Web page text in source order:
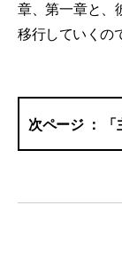
章、第一章と、
移行していくの